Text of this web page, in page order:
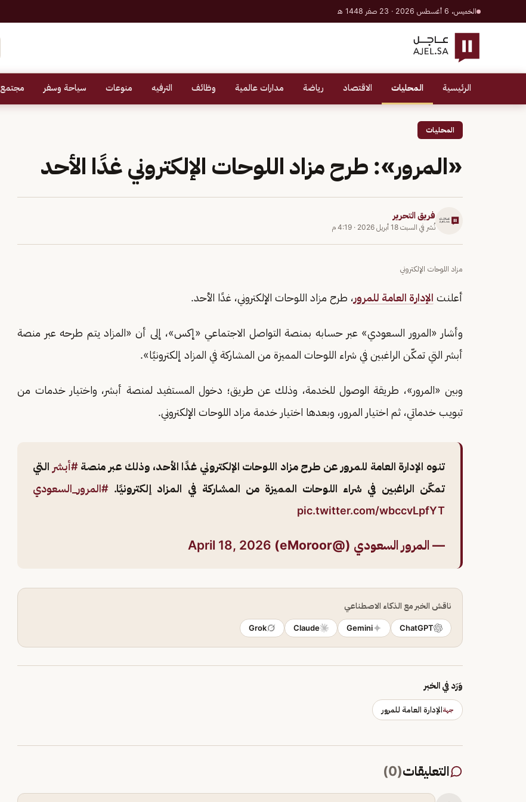
الخميس، 6 أغسطس 2026 · 23 صفر 1448 هـ
الرئيسية المحليات الاقتصاد رياضة مدارات عالمية وظائف الترفيه منوعات سياحة وسفر مجتمع
المحليات
«المرور»: طرح مزاد اللوحات الإلكتروني غدًا الأحد
فريق التحرير
نُشر في السبت 18 أبريل 2026 · 4:19 م
مزاد اللوحات الإلكتروني
أعلنت الإدارة العامة للمرور، طرح مزاد اللوحات الإلكتروني، غدًا الأحد.
وأشار «المرور السعودي» عبر حسابه بمنصة التواصل الاجتماعي «إكس»، إلى أن «المزاد يتم طرحه عبر منصة
أبشر التي تمكّن الراغبين في شراء اللوحات المميزة من المشاركة في المزاد إلكترونيًا».
وبين «المرور»، طريقة الوصول للخدمة، وذلك عن طريق؛ دخول المستفيد لمنصة أبشر، واختيار خدمات من
تبويب خدماتي، ثم اختيار المرور، وبعدها اختيار خدمة مزاد اللوحات الإلكتروني.
تنوه الإدارة العامة للمرور عن طرح مزاد اللوحات الإلكتروني غدًا الأحد، وذلك عبر منصة#أبشر التي
تمكّن الراغبين في شراء اللوحات المميزة من المشاركة في المزاد إلكترونيًا. #المرور_السعودي
pic.twitter.com/wbccvLpfYT
— المرور السعودي (@eMoroor) April 18, 2026
ناقش الخبر مع الذكاء الاصطناعي
ChatGPT
Gemini
Claude
Grok
وَرَد في الخبر
جهةالإدارة العامة للمرور
التعليقات(
0
)